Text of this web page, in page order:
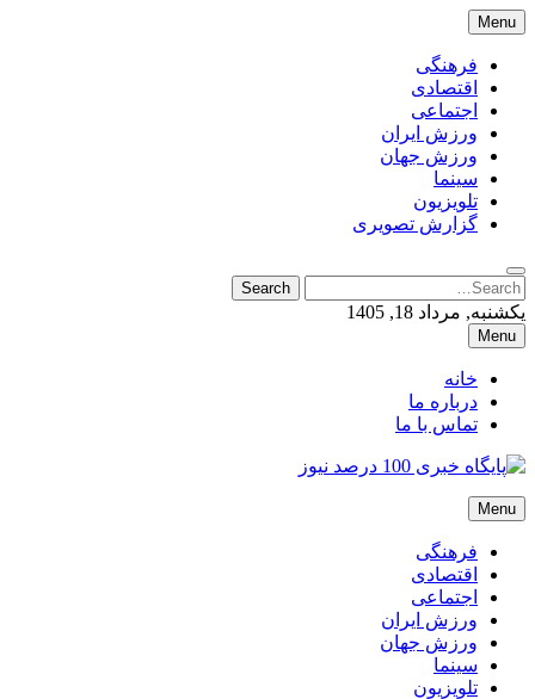
Skip
to
content
Menu
فرهنگی
اقتصادی
اجتماعی
ورزش ایران
ورزش جهان
سینما
تلویزیون
گزارش تصویری
Search
for:
Search
یکشنبه, مرداد 18, 1405
Menu
خانه
درباره ما
تماس با ما
پایگاه خبری 100 درصد نیوز
پایگاه خبری 100 درصد نیوز
Menu
فرهنگی
اقتصادی
اجتماعی
ورزش ایران
ورزش جهان
سینما
تلویزیون